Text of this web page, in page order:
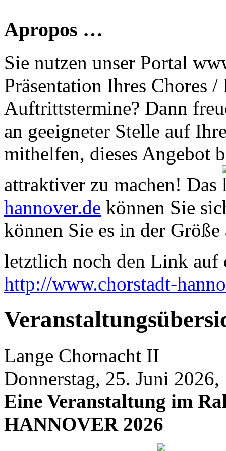
Apropos …
Sie nutzen unser Portal
Präsentation Ihres Chores
Auftrittstermine? Dann
an geeigneter Stelle auf
mithelfen, dieses Angebot
attraktiver zu machen! Das
hannover.de können Sie
können Sie es in der
letztlich noch den Link auf
http://www.chorstadt-
Lange Chornacht II
Donnerstag, 25. Juni 2026,
Eine Veranstaltung im
HANNOVER 2026